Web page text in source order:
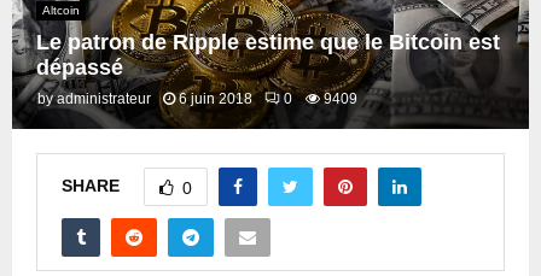
Altcoin
Le patron de Ripple estime que le Bitcoin est
dépassé
byadministrateur 6 juin 2018 0 9409
SHARE 0